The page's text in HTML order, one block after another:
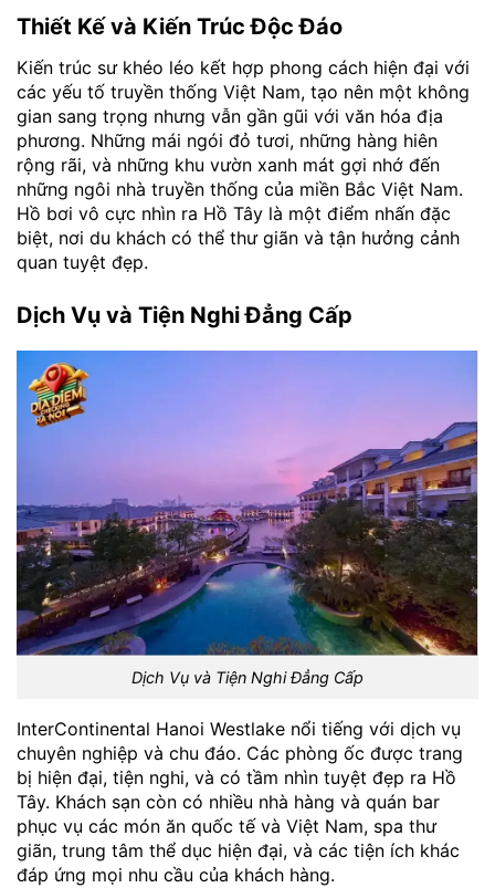
Thiết Kế và Kiến Trúc Độc Đáo
Kiến trúc sư khéo léo kết hợp phong cách hiện đại với
các yếu tố truyền thống Việt Nam, tạo nên một không
gian sang trọng nhưng vẫn gần gũi với văn hóa địa
phương. Những mái ngói đỏ tươi, những hàng hiên
rộng rãi, và những khu vườn xanh mát gợi nhớ đến
những ngôi nhà truyền thống của miền Bắc Việt Nam.
Hồ bơi vô cực nhìn ra Hồ Tây là một điểm nhấn đặc
biệt, nơi du khách có thể thư giãn và tận hưởng cảnh
quan tuyệt đẹp.
Dịch Vụ và Tiện Nghi Đẳng Cấp
Dịch Vụ và Tiện Nghi Đẳng Cấp
InterContinental Hanoi Westlake nổi tiếng với dịch vụ
chuyên nghiệp và chu đáo. Các phòng ốc được trang
bị hiện đại, tiện nghi, và có tầm nhìn tuyệt đẹp ra Hồ
Tây. Khách sạn còn có nhiều nhà hàng và quán bar
phục vụ các món ăn quốc tế và Việt Nam, spa thư
giãn, trung tâm thể dục hiện đại, và các tiện ích khác
đáp ứng mọi nhu cầu của khách hàng.